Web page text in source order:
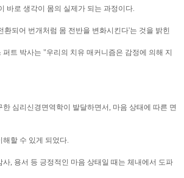
바로 생각이 몸의 실제가 되는 과정이다.
환되어 번개처럼 몸 전반을 변화시킨다'는 것을 밝힌
트 박사는 "우리의 치유 매커니즘은 감정에 의해 지
심리신경면역학이 발달하면서, 마음 상태에 따른 면
해할 수 있게 되었다.
사, 용서 등 긍정적인 마음 상태일 때는 체내에서 도파